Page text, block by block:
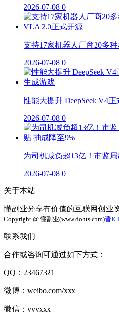
2026-07-08 0
支持17家机器人厂商20多
2026-07-08 0
性能大提升 DeepSeek V4
2026-07-08 0
为司机减负超13亿！市监
2026-07-08 0
关于本站
懂副业分享有价值的互联网创业
Copyright @ 懂副业(www.dohts.com)晋
联系我们
合作或咨询可通过如下方式：
QQ：23467321
微博：weibo.com/xxx
微信：vvvxxx